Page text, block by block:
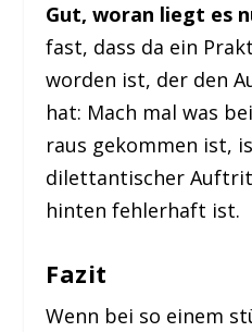
Gut, woran liegt es
fast, dass da ein
worden ist, der den
hat: Mach mal was
raus gekommen ist,
dilettantischer
hinten fehlerhaft ist.
Fazit
Wenn bei so einem